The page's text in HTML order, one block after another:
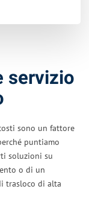
servizio
sono un fattore
puntiamo
soluzioni su
o di un
trasloco di alta